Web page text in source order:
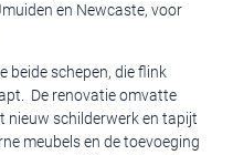
en Newcaste, voor
beide schepen, die flink
De renovatie omvatte
nieuw schilderwerk en tapijt
meubels en de toevoeging